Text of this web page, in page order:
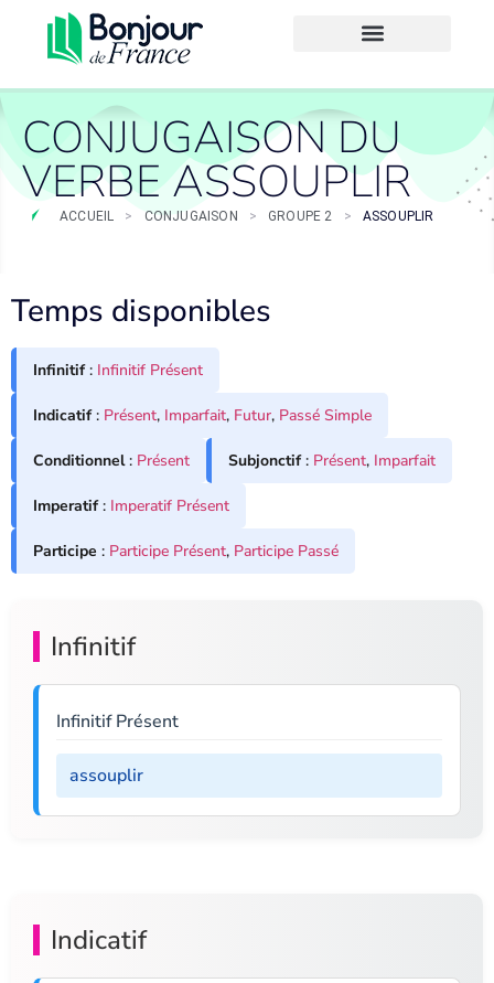
CONJUGAISON DU
VERBE ASSOUPLIR
ACCUEIL > CONJUGAISON > GROUPE 2 > ASSOUPLIR
Temps disponibles
Infinitif: Infinitif Présent
Indicatif: Présent, Imparfait, Futur, Passé Simple
Conditionnel: Présent Subjonctif: Présent, Imparfait
Imperatif: Imperatif Présent
Participe : Participe Présent, Participe Passé
Infinitif
Infinitif Présent
assouplir
Indicatif